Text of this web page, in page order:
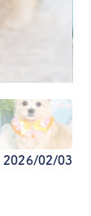
2026/02/03